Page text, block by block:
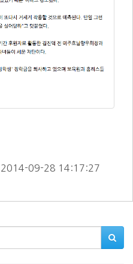
        2014-09-28 14:17:27